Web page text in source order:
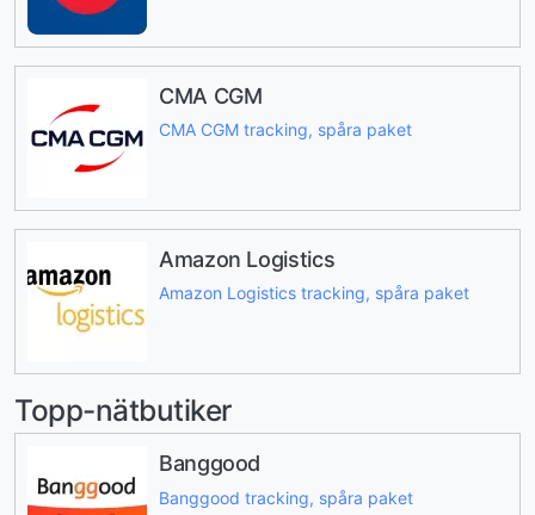
CMA CGM
CMA CGM tracking, spåra paket
Amazon Logistics
Amazon Logistics tracking, spåra paket
Topp-nätbutiker
Banggood
Banggood tracking, spåra paket